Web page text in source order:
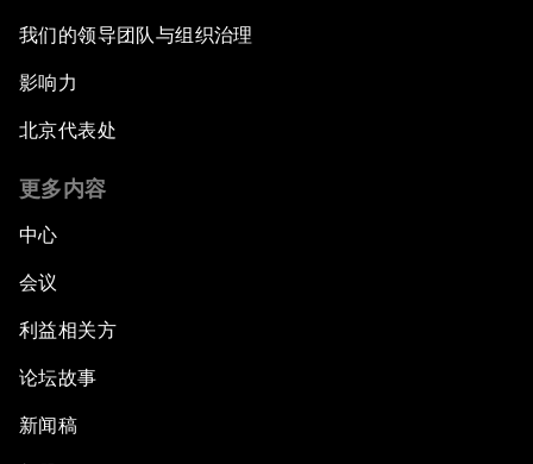
我们的领导团队与组织治理
影响力
北京代表处
更多内容
中心
会议
利益相关方
论坛故事
新闻稿